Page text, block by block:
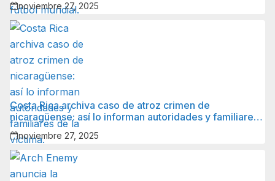
noviembre 27, 2025
Costa Rica archiva caso de atroz crimen de
nicaragüense: así lo informan autoridades y familiares
de la víctima.
noviembre 27, 2025